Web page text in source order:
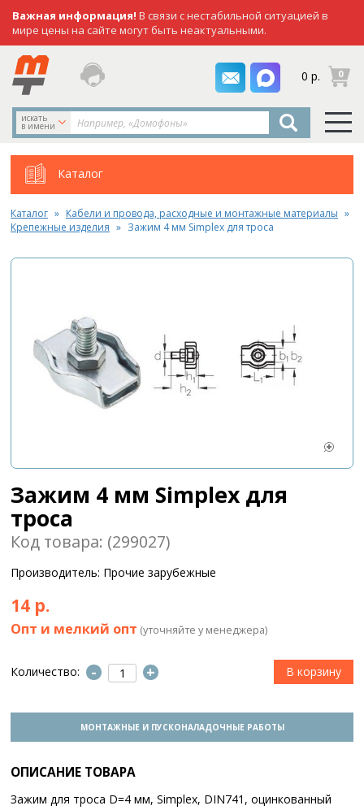
Важная информация! В связи с нестабильной ситуацией в
мире цены на сайте могут быть неактуальными.
0 р. 0
искать
в имени
Каталог
Каталог
Кабели и провода, расходные и монтажные материалы
Крепежные изделия
Зажим 4 мм Simplex для троса
Зажим 4 мм Simplex для
троса
Код товара: (299027)
Производитель: Прочие зарубежные
14 р.
Опт и мелкий опт (уточняйте у менеджера)
Количество: - +
МОНТАЖНЫЕ И ПУСКОНАЛАДОЧНЫЕ РАБОТЫ
ОПИСАНИЕ ТОВАРА
Зажим для троса D=4 мм, Simplex, DIN741, оцинкованный